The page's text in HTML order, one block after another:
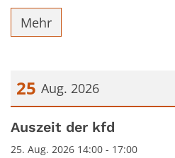
Mehr
25 Aug. 2026
Datum: 25. August 2026
Auszeit der kfd
25. Aug. 2026 14:00 - 17:00